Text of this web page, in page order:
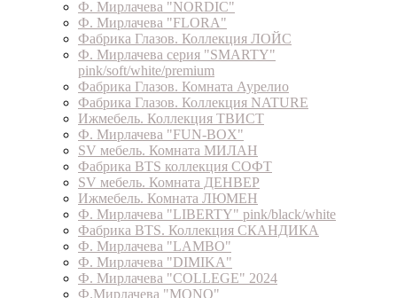
Ф. Мирлачева "NORDIC"
Ф. Мирлачева "FLORA"
Фабрика Глазов. Коллекция ЛОЙС
Ф. Мирлачева серия "SMARTY"
pink/soft/white/premium
Фабрика Глазов. Комната Аурелио
Фабрика Глазов. Коллекция NATURE
Ижмебель. Коллекция ТВИСТ
Ф. Мирлачева "FUN-BOX"
SV мебель. Комната МИЛАН
Фабрика BTS коллекция СОФТ
SV мебель. Комната ДЕНВЕР
Ижмебель. Комната ЛЮМЕН
Ф. Мирлачева "LIBERTY" pink/black/white
Фабрика BTS. Коллекция СКАНДИКА
Ф. Мирлачева "LAMBO"
Ф. Мирлачева "DIMIKA"
Ф. Мирлачева "COLLEGE" 2024
Ф.Мирлачева "MONO"